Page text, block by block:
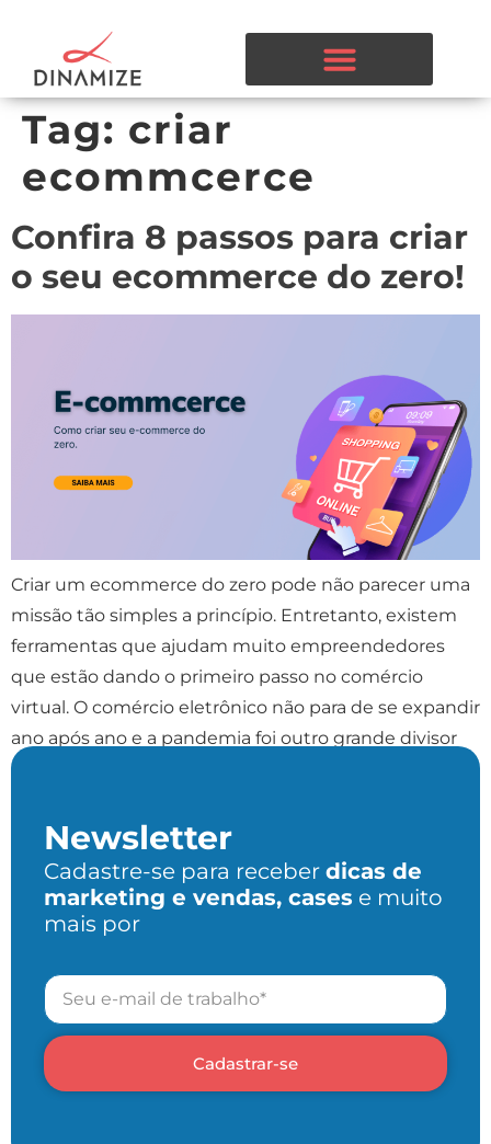
Tag: criar
ecommcerce
Confira 8 passos para criar
o seu ecommerce do zero!
Criar um ecommerce do zero pode não parecer uma
missão tão simples a princípio. Entretanto, existem
ferramentas que ajudam muito empreendedores
que estão dando o primeiro passo no comércio
virtual. O comércio eletrônico não para de se expandir
ano após ano e a pandemia foi outro grande divisor
de águas. Por conta das medidas sanitárias […]
Newsletter
Cadastre-se para receber dicas de
marketing e vendas, cases e muito
mais por
Cadastrar-se